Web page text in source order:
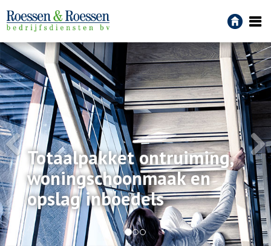
Totaalpakket ontruiming,
woningschoonmaak en
opslag inboedels